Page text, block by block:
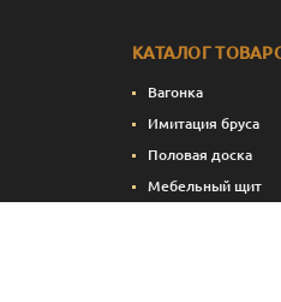
КАТАЛОГ
Вагонка
Имитация бруса
Половая доска
Мебельный щит